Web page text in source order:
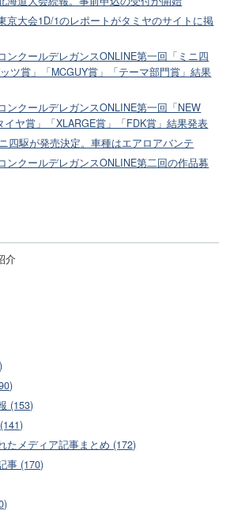
京大会1D/1のレポートがタミヤのサイトに掲
ンクールデレガンスONLINE第一回「ミニ四
ツ賞」「MCGUY賞」「テーマ部門賞」結果
ンクールデレガンスONLINE第一回「NEW
イヤ賞」「XLARGE賞」「FDK賞」結果発表
四駆が発売決定。車種はエアロアバンテ
ンクールデレガンスONLINE第二回の作品募
介
(153)
たメディア記事まとめ (172)
事 (170)